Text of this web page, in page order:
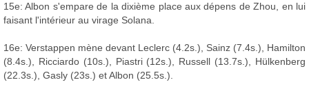
15e: Albon s'empare de la dixième place aux dépens de Zhou, en lui
faisant l'intérieur au virage Solana.
16e: Verstappen mène devant Leclerc (4.2s.), Sainz (7.4s.), Hamilton
(8.4s.), Ricciardo (10s.), Piastri (12s.), Russell (13.7s.), Hülkenberg
(22.3s.), Gasly (23s.) et Albon (25.5s.).